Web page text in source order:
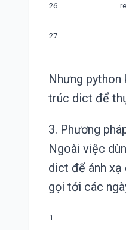
26
27
Nhưng
trúc dict để
3. Phương
Ngoài việc
dict để ánh
gọi tới các
1